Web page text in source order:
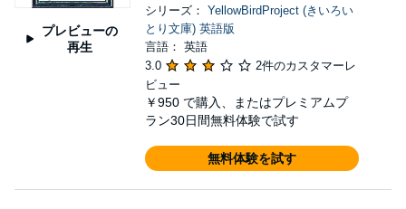
プレビューの
再生
シリーズ： YellowBirdProject (きいろい
とり文庫) 英語版
言語： 英語
3.0
2件のカスタマーレ
ビュー
￥950 で購入、またはプレミアムプ
ラン30日間無料体験で試す
無料体験を試す